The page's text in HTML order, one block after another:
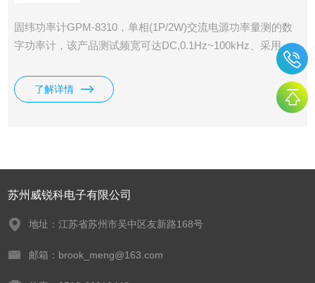
固纬功率计GPM-8310，单相(1P/2W)交流电源功率量测的数
字功率计，该产品测试频宽可达DC,0.1Hz~100kHz、采用
16bits A/D、取样率300kHz。使用5” TFT LCD显示屏、5位数
量测显示、提供25种功率量测上相关参数，以及有高精准度的
量测能力；并同时具有波形显示(电压/电流/功率)的能力、积分
了解详情
苏州威锐科电子有限公司
地址：江苏省苏州市吴中区友新路168号
邮箱：brook_meng@163.com